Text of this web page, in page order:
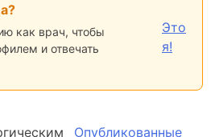
как врач, чтобы
и отвечать
Это
я!
Опубликованные